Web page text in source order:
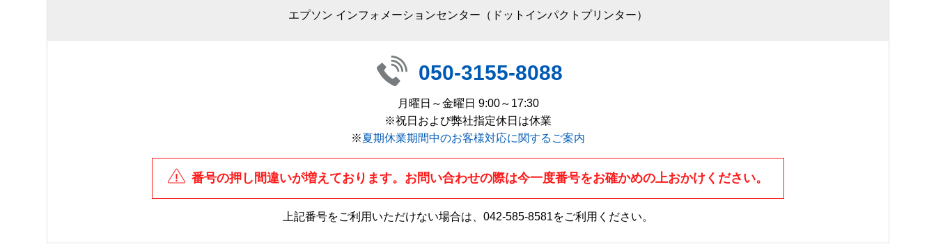
エプソン インフォメーションセンター（ドットインパクトプリンター）
050-3155-8088
月曜日～金曜日 9:00～17:30
※祝日および弊社指定休日は休業
※夏期休業期間中のお客様対応に関するご案内
番号の押し間違いが増えております。お問い合わせの際は今一度番号をお確かめの上おかけください。
上記番号をご利用いただけない場合は、 042-585-8581をご利用ください。